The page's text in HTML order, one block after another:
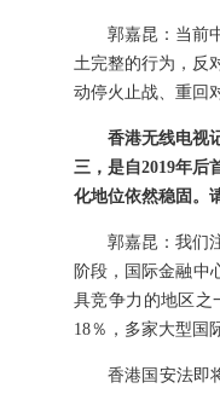
郭嘉昆：当前
土完整的行为，反
动停火止战、重回
香港无线电视
三，是自2019年后
化地位依然稳固。
郭嘉昆：我们
阶段，国际金融中
具竞争力的地区之
18％，多家大型国
香港国安法即